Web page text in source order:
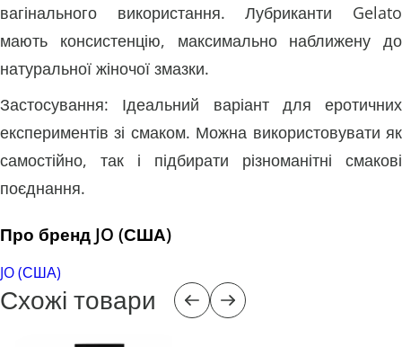
вагінального використання. Лубриканти Gelato
мають консистенцію, максимально наближену до
натуральної жіночої змазки.
Застосування: Ідеальний варіант для еротичних
експериментів зі смаком. Можна використовувати як
самостійно, так і підбирати різноманітні смакові
поєднання.
Про бренд JO (США)
JO (США)
Схожі товари